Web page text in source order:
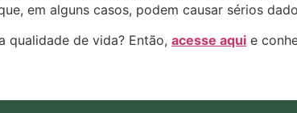
em alguns casos, podem causar sérios
qualidade de vida? Então, acesse aqui e